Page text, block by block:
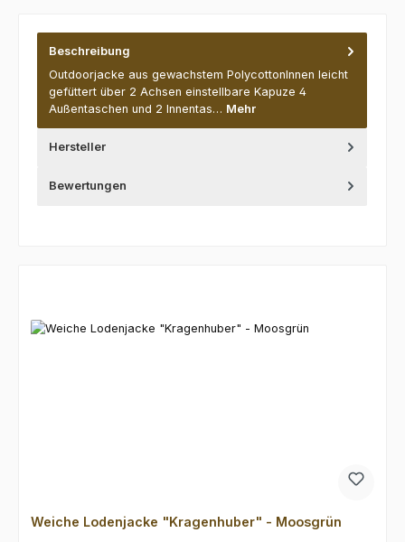
Beschreibung
Outdoorjacke aus gewachstem PolycottonInnen leicht
gefüttert über 2 Achsen einstellbare Kapuze 4
Außentaschen und 2 Innentas… Mehr
Hersteller
Bewertungen
Weiche Lodenjacke "Kragenhuber" - Moosgrün